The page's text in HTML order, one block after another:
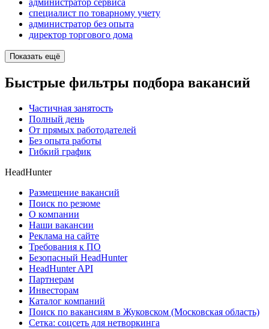
администратор сервиса
специалист по товарному учету
администратор без опыта
директор торгового дома
Показать ещё
Быстрые фильтры подбора вакансий
Частичная занятость
Полный день
От прямых работодателей
Без опыта работы
Гибкий график
HeadHunter
Размещение вакансий
Поиск по резюме
О компании
Наши вакансии
Реклама на сайте
Требования к ПО
Безопасный HeadHunter
HeadHunter API
Партнерам
Инвесторам
Каталог компаний
Поиск по вакансиям в Жуковском (Московская область)
Сетка: соцсеть для нетворкинга